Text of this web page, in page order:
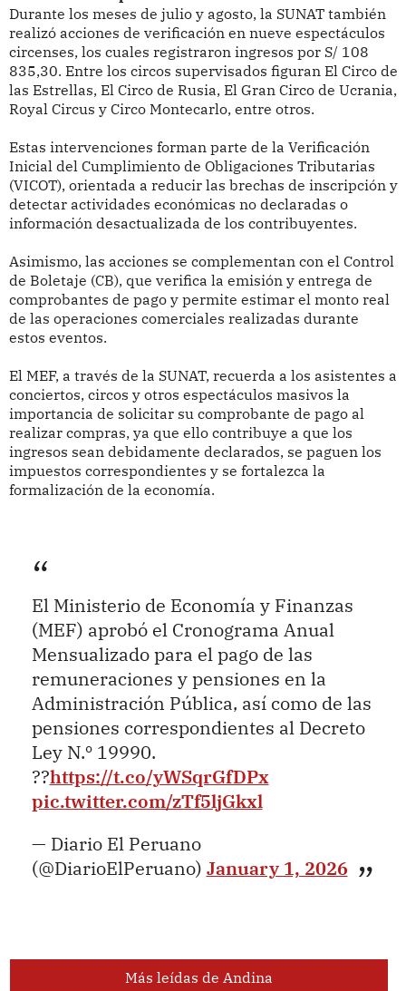
Durante los meses de julio y agosto, la SUNAT también
realizó acciones de verificación en nueve espectáculos
circenses, los cuales registraron ingresos por S/ 108
835,30. Entre los circos supervisados figuran El Circo de
las Estrellas, El Circo de Rusia, El Gran Circo de Ucrania,
Royal Circus y Circo Montecarlo, entre otros.
Estas intervenciones forman parte de la Verificación
Inicial del Cumplimiento de Obligaciones Tributarias
(VICOT), orientada a reducir las brechas de inscripción y
detectar actividades económicas no declaradas o
información desactualizada de los contribuyentes.
Asimismo, las acciones se complementan con el Control
de Boletaje (CB), que verifica la emisión y entrega de
comprobantes de pago y permite estimar el monto real
de las operaciones comerciales realizadas durante
estos eventos.
El MEF, a través de la SUNAT, recuerda a los asistentes a
conciertos, circos y otros espectáculos masivos la
importancia de solicitar su comprobante de pago al
realizar compras, ya que ello contribuye a que los
ingresos sean debidamente declarados, se paguen los
impuestos correspondientes y se fortalezca la
formalización de la economía.
El Ministerio de Economía y Finanzas
(MEF) aprobó el Cronograma Anual
Mensualizado para el pago de las
remuneraciones y pensiones en la
Administración Pública, así como de las
pensiones correspondientes al Decreto
Ley N.º 19990.
??https://t.co/yWSqrGfDPx
pic.twitter.com/zTf5ljGkxl
— Diario El Peruano
(@DiarioElPeruano) January 1, 2026
Más leídas de Andina